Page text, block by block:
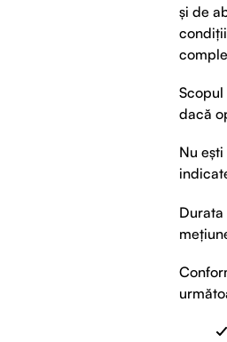
și de
dacă
Nu